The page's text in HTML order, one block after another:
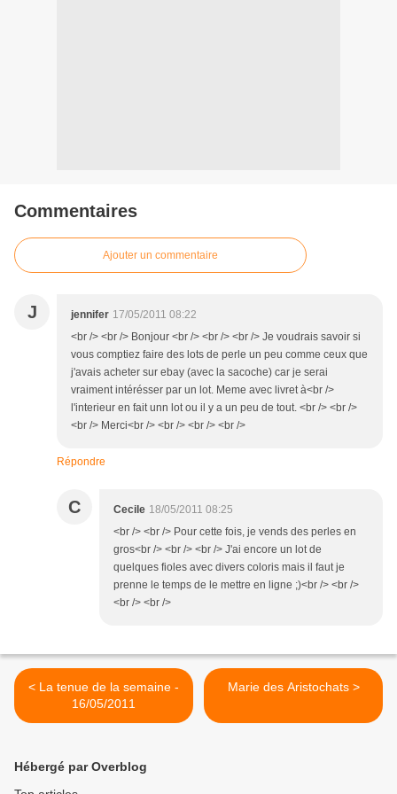
Commentaires
Ajouter un commentaire
J jennifer 17/05/2011 08:22
<br /> <br /> Bonjour <br /> <br /> <br /> Je voudrais savoir si
vous comptiez faire des lots de perle un peu comme ceux que
j'avais acheter sur ebay (avec la sacoche) car je serai
vraiment intérésser par un lot. Meme avec livret à<br />
l'interieur en fait unn lot ou il y a un peu de tout. <br /> <br />
<br /> Merci<br /> <br /> <br /> <br />
Répondre
C Cecile 18/05/2011 08:25
<br /> <br /> Pour cette fois, je vends des perles en
gros<br /> <br /> <br /> J'ai encore un lot de
quelques fioles avec divers coloris mais il faut je
prenne le temps de le mettre en ligne ;)<br /> <br />
<br /> <br />
< La tenue de la semaine -
16/05/2011
Marie des Aristochats >
Hébergé par Overblog